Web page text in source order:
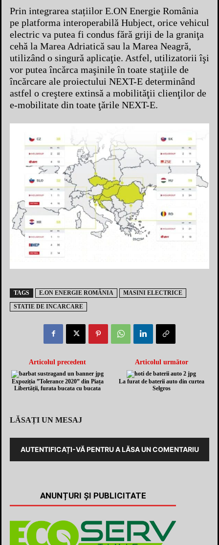
Prin integrarea stațiilor E.ON Energie România
pe platforma interoperabilă Hubject, orice vehicul
electric va putea fi condus fără griji de la graniţa
cehă la Marea Adriatică sau la Marea Neagră,
utilizând o singură aplicaţie. Astfel, utilizatorii îşi
vor putea încărca maşinile în toate staţiile de
încărcare ale proiectului NEXT-E determinând
astfel o creştere extinsă a mobilităţii clienţilor de
e-mobilitate din toate ţările NEXT-E.
TAGS E.ON ENERGIE ROMÂNIA
MASINI ELECTRICE
STATIE DE INCARCARE
Articolul precedent
Expoziția ”Tolerance 2020” din Piața
Libertății, furata bucata cu bucata
Articolul următor
La furat de baterii auto din curtea
Selgros
LĂSAȚI UN MESAJ
AUTENTIFICAȚI-VĂ PENTRU A LĂSA UN COMENTARIU
ANUNȚURI ȘI PUBLICITATE